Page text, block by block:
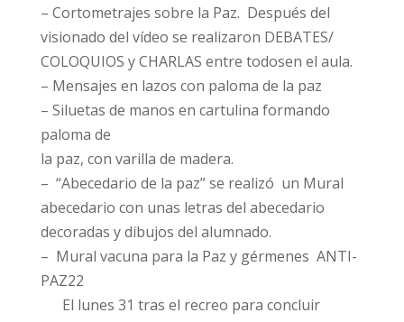
– Cortometrajes sobre la Paz. Después del
visionado del vídeo se realizaron DEBATES/
COLOQUIOS y CHARLAS entre todosen el aula.
– Mensajes en lazos con paloma de la paz
– Siluetas de manos en cartulina formando
paloma de
la paz, con varilla de madera.
– “Abecedario de la paz” se realizó un Mural
abecedario con unas letras del abecedario
decoradas y dibujos del alumnado.
– Mural vacuna para la Paz y gérmenes ANTI-
PAZ22
El lunes 31 tras el recreo para concluir